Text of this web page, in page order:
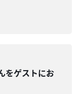
をゲストにお